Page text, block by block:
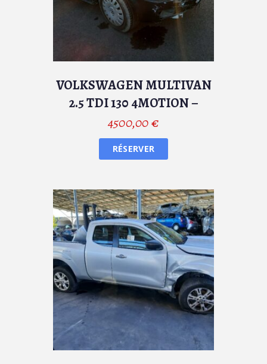
VOLKSWAGEN MULTIVAN
2.5 TDI 130 4MOTION –
GAZOLE
4500,00€
RÉSERVER